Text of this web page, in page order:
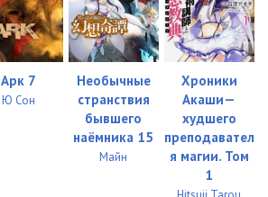
Арк 7
Ю Сон
Необычные
странствия
бывшего
наёмника 15
Майн
Хроники
Акаши—
худшего
преподавател
я магии. Том
1